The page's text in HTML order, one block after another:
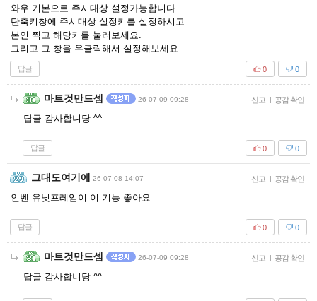
와우 기본으로 주시대상 설정가능합니다
단축키창에 주시대상 설정키를 설정하시고
본인 찍고 해당키를 눌러보세요.
그리고 그 창을 우클릭해서 설정해보세요
답글 0
0
마트것만드셈 26-07-09 09:28 신고 | 공감 확인
답글 감사합니당 ^^
답글 0
0
그대도여기에 26-07-08 14:07 신고 | 공감 확인
인벤 유닛프레임이 이 기능 좋아요
답글 0
0
마트것만드셈 26-07-09 09:28 신고 | 공감 확인
답글 감사합니당 ^^